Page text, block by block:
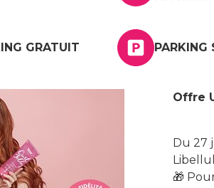
GRATUIT PARKING
Offre
Du 27
🎁